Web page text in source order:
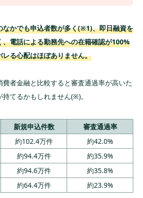
なかでも申込者数が多く(※1)、即日融資を
、電話による勤務先への在籍確認が100%
る心配はほぼありません。
費者金融と比較すると審査通過率が高いた
てるかもしれません(※)。
新規申込件数
審査通過率
約102.4万件
約42.0%
約94.4万件
約35.9%
約94.6万件
約35.8%
約64.4万件 約23.9%